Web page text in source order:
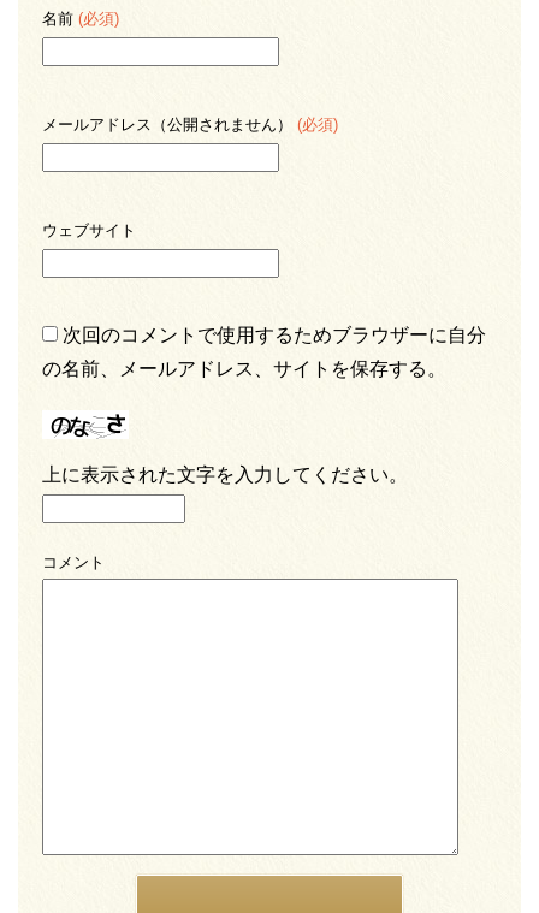
名前 (必須)
メールアドレス（公開されません） (必須)
ウェブサイト
次回のコメントで使用するためブラウザーに自分
の名前、メールアドレス、サイトを保存する。
上に表示された文字を入力してください。
コメント